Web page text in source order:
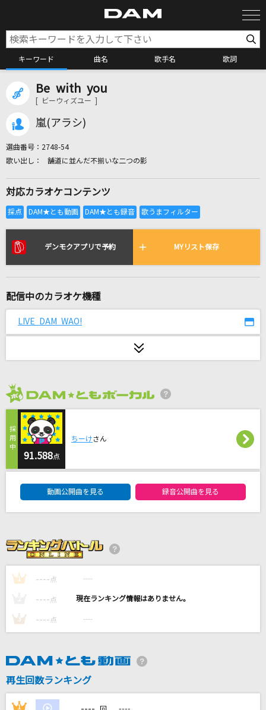
キーワード 曲名 歌手名 歌詞
カラオケ検索
全国りれき
リアルタイムで歌われている曲の一覧
[生音]麦の唄
ひだまりの花
EGOIST
Red Angel
イエスタデイ
Official髭男dism
[生音]あんたのバラード
世良公則&ツイスト
[生音]明日晴れるかな
桑田佳祐
とくべチュ、して
花になって
緑黄色社会
Be with you
[ ビーウィズユー ]
嵐(アラシ)
選曲番号： 2748-54
舗道に並んだ不揃いな二つの影
対応カラオケコンテンツ
デンモクアプリで予約 MYリスト保存
配信中のカラオケ機種
LIVE DAM WAO!
91.588点
ちーけさん
動画公開曲を見る 録音公開曲を見る
1 ---- 点 ----
---- 点 ----
3 ---- 点 ----
再生回数ランキング
1 ----